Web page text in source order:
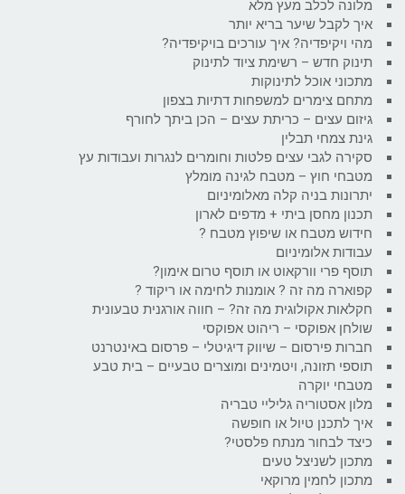
מלונה לכלב מעץ מלא
איך לקבל שיער בריא יותר
מהי ויקיפדיה? איך עורכים בויקיפדיה?
תינוק חדש – רשימת ציוד לתינוק
מתכוני אוכל לתינוקות
מתחם צימרים למשפחות דתיות בצפון
גיזום עצים – כריתת עצים – הכן ביתך לחורף
גינת צמחי תבלין
סקירה לגבי עצים פלטות וחומרים לנגרות ועבודות עץ
מטבחי חוץ – מטבח לגינה מומלץ
יתרונות בניה קלה מאלומיניום
תכנון מחסן ביתי + מדפים לארון
חידוש מטבח או שיפוץ מטבח ?
עבודות אלומיניום
תוסף פרי וורקאוט או תוסף טרום אימון?
קפוארה מה זה ? אומנות לחימה או ריקוד ?
חקלאות אקולוגית מה זה? – חווה אורגנית טבעונית
שולחן אפוקסי – ריהוט אפוקסי
חברות פירסום – שיווק דיגיטלי – פרסום באינטרנט
תוספי תזונה, ויטמינים ומוצרים טבעיים – בית טבע
מטבחי יוקרה
מלון אסטוריה גליליי טבריה
איך לתכנן טיול או חופשה
כיצד לבחור מנתח פלסטי?
מתכון לשניצל טעים
מתכון לחמין מרוקאי